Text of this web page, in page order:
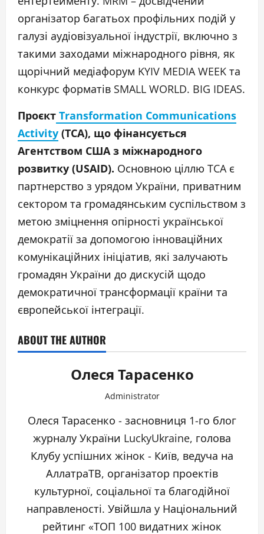
організатор багатьох профільних подій у
галузі аудіовізуальної індустрії, включно з
такими заходами міжнародного рівня, як
щорічний медіафорум KYIV MEDIA WEEK та
конкурс форматів SMALL WORLD. BIG IDEAS.
Проєкт Transformation Communications
Activity (TCA), що фінансується
Агентством США з міжнародного
розвитку (USAID). Основною ціллю TCA є
партнерство з урядом України, приватним
сектором та громадянським суспільством з
метою зміцнення опірності української
демократії за допомогою інноваційних
комунікаційних ініціатив, які залучають
громадян України до дискусій щодо
демократичної трансформації країни та
європейської інтеграції.
ABOUT THE AUTHOR
Олеся Тарасенко
Administrator
Олеся Тарасенко - засновниця 1-го блог
журналу України LuckyUkraine, голова
Клубу успішних жінок - Київ, ведуча на
АллатраТВ, організатор проектів
культурної, соціальної та благодійної
направленості. Увійшла у Національний
рейтинг «ТОП 100 видатних жінок